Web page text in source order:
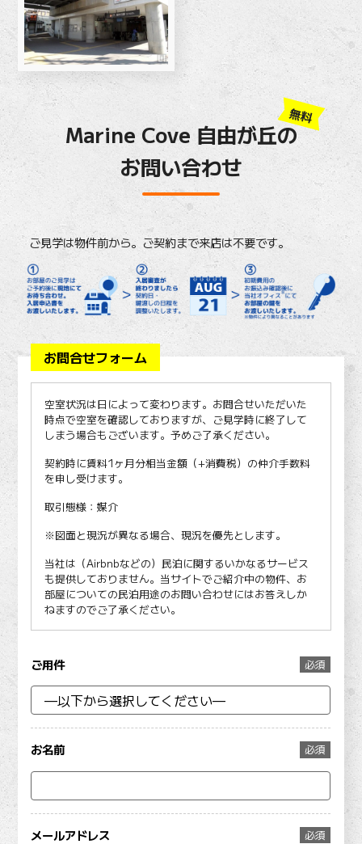
Marine Cove 自由が丘の
お問い合わせ
無料
ご見学は物件前から。ご契約まで来店は不要です。
お問合せフォーム
ご用件 必須
お名前 必須
メールアドレス 必須
空室状況は日によって変わります。お問合せいただいた
時点で空室を確認しておりますが、ご見学時に終了して
しまう場合もございます。予めご了承ください。
契約時に賃料1ヶ月分相当金額（+消費税）の仲介手数料
を申し受けます。
取引態様：媒介
※図面と現況が異なる場合、現況を優先とします。
当社は（Airbnbなどの）民泊に関するいかなるサービス
も提供しておりません。当サイトでご紹介中の物件、お
部屋についての民泊用途のお問い合わせにはお答えしか
ねますのでご了承ください。